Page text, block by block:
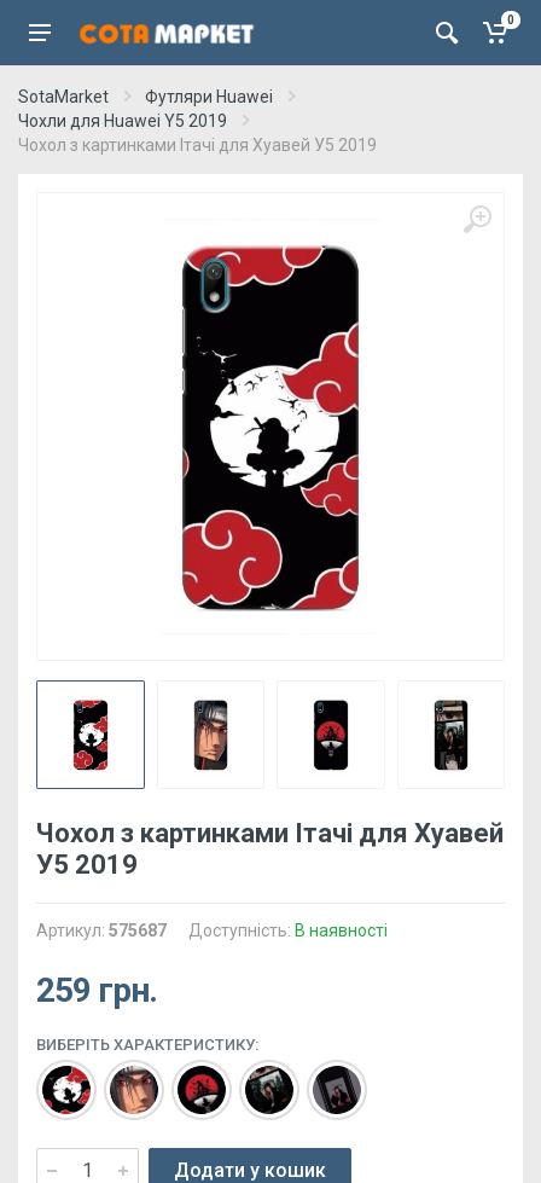
0
SotaMarket
Футляри Huawei
Чохли для Huawei Y5 2019
Чохол з картинками Ітачі для Хуавей У5 2019
Чохол з картинками Ітачі для Хуавей
У5 2019
Артикул: 575687 Доступність: В наявності
259 грн.
ВИБЕРІТЬ ХАРАКТЕРИСТИКУ:
Додати у кошик